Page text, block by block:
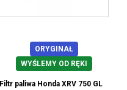
ORYGINAŁ
WYŚLEMY OD RĘKI
Filtr paliwa Honda XRV 750 GL